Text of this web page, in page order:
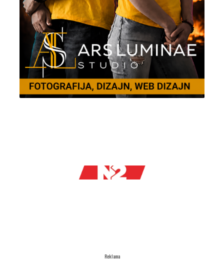
Reklama